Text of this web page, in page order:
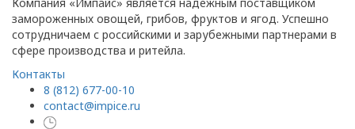
замороженных овощей, грибов, фруктов и ягод. Успешно
сотрудничаем с российскими и зарубежными партнерами в
сфере производства и ритейла.
Контакты
8 (812) 677-00-10
contact@impice.ru